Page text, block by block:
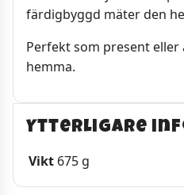
färdigbyggd mäter den
Perfekt som present
hemma.
Ytterligare
Vikt 675 g